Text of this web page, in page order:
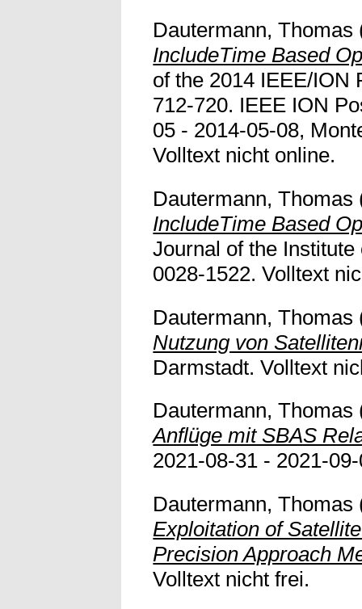
Dautermann, Thomas
IncludeTime Based
of the 2014 IEEE/ION
712-720. IEEE ION
05 - 2014-05-08,
Volltext nicht online.
Dautermann, Thomas
IncludeTime Based
Journal of the
0028-1522. Volltext
Dautermann, Thomas
Nutzung von
Darmstadt. Volltext
Dautermann, Thomas
Anflüge mit SBAS
2021-08-31 - 2021-
Dautermann, Thomas
Exploitation of
Precision Approach
Volltext nicht frei.